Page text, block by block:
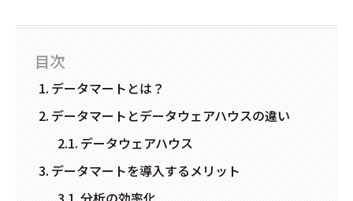
目次
データマートとは？
データマートとデータウェアハウスの違い
データウェアハウス
データマートを導入するメリット